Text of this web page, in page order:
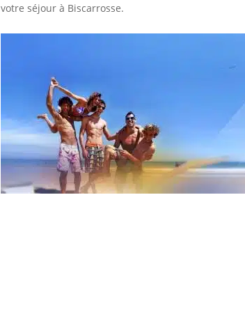
votre séjour à Biscarrosse.